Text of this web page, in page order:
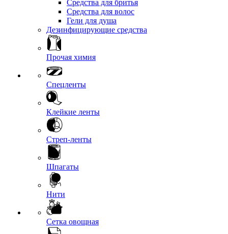
Средства для бритья
Средства для волос
Гели для душа
Дезинфицирующие средства
Прочая химия
Спецленты
Клейкие ленты
Стреп-ленты
Шпагаты
Нити
Сетка овощная